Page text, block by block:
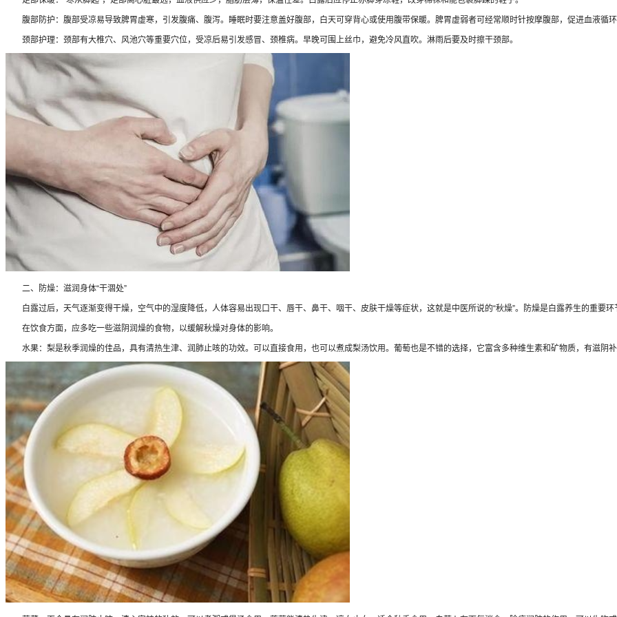
腹部防护：腹部受凉易导致脾胃虚寒，引发腹痛、腹泻。睡眠时要注意盖好腹部，白天可穿背心或使用腹带保暖。脾胃虚弱者可经常顺时针按摩腹部，促进血液循环
颈部护理：颈部有大椎穴、风池穴等重要穴位，受凉后易引发感冒、颈椎病。早晚可围上丝巾，避免冷风直吹。淋雨后要及时擦干颈部。
二、防燥：滋润身体“干涸处”
白露过后，天气逐渐变得干燥，空气中的湿度降低，人体容易出现口干、唇干、鼻干、咽干、皮肤干燥等症状，这就是中医所说的“秋燥”。防燥是白露养生的重要环
在饮食方面，应多吃一些滋阴润燥的食物，以缓解秋燥对身体的影响。
水果：梨是秋季润燥的佳品，具有清热生津、润肺止咳的功效。可以直接食用，也可以煮成梨汤饮用。葡萄也是不错的选择，它富含多种维生素和矿物质，有滋阴